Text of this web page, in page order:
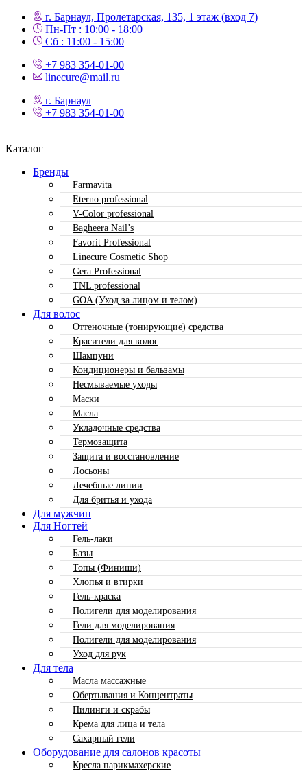
г. Барнаул, Пролетарская, 135,​ 1 этаж (вход 7)
Пн-Пт : 10:00 - 18:00
Сб : 11:00 - 15:00
+7 983 354-01-00
linecure@mail.ru
г. Барнаул
+7 983 354-01-00
Каталог
Бренды
Farmavita
Eterno professional
V-Color professional
Bagheera Nail’s
Favorit Professional
Linecure Cosmetic Shop
Gera Professional
TNL professional
GOA (Уход за лицом и телом)
Для волос
Оттеночные (тонирующие) средства
Красители для волос
Шампуни
Кондиционеры и бальзамы
Несмываемые уходы
Маски
Масла
Укладочные средства
Термозащита
Защита и восстановление
Лосьоны
Лечебные линии
Для бритья и ухода
Для мужчин
Для Ногтей
Гель-лаки
Базы
Топы (Финиши)
Хлопья и втирки
Гель-краска
Полигели для моделирования
Гели для моделирования
Полигели для моделирования
Уход для рук
Для тела
Масла массажные
Обертывания и Концентраты
Пилинги и скрабы
Крема для лица и тела
Сахарный гели
Оборудование для салонов красоты
Кресла парикмахерские